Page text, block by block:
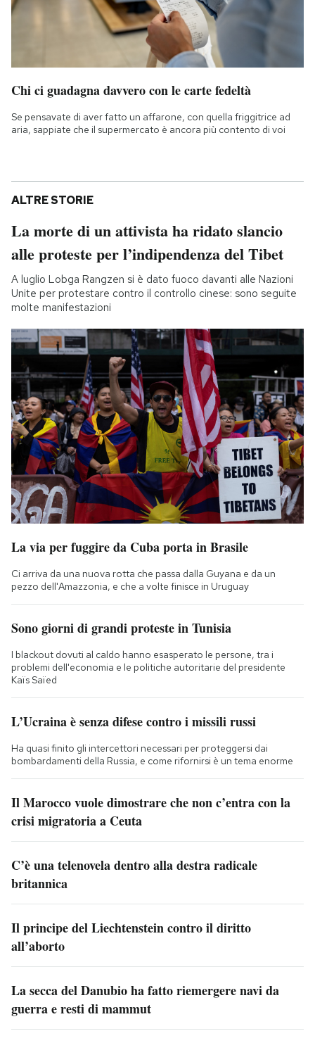
Chi ci guadagna davvero con le carte fedeltà
Se pensavate di aver fatto un affarone, con quella friggitrice ad
aria, sappiate che il supermercato è ancora più contento di voi
ALTRE STORIE
La morte di un attivista ha ridato slancio
alle proteste per l’indipendenza del Tibet
A luglio Lobga Rangzen si è dato fuoco davanti alle Nazioni
Unite per protestare contro il controllo cinese: sono seguite
molte manifestazioni
La via per fuggire da Cuba porta in Brasile
Ci arriva da una nuova rotta che passa dalla Guyana e da un
pezzo dell'Amazzonia, e che a volte finisce in Uruguay
Sono giorni di grandi proteste in Tunisia
I blackout dovuti al caldo hanno esasperato le persone, tra i
problemi dell'economia e le politiche autoritarie del presidente
Kaïs Saïed
L’Ucraina è senza difese contro i missili russi
Ha quasi finito gli intercettori necessari per proteggersi dai
bombardamenti della Russia, e come rifornirsi è un tema enorme
Il Marocco vuole dimostrare che non c’entra con la
crisi migratoria a Ceuta
C’è una telenovela dentro alla destra radicale
britannica
Il principe del Liechtenstein contro il diritto
all’aborto
La secca del Danubio ha fatto riemergere navi da
guerra e resti di mammut